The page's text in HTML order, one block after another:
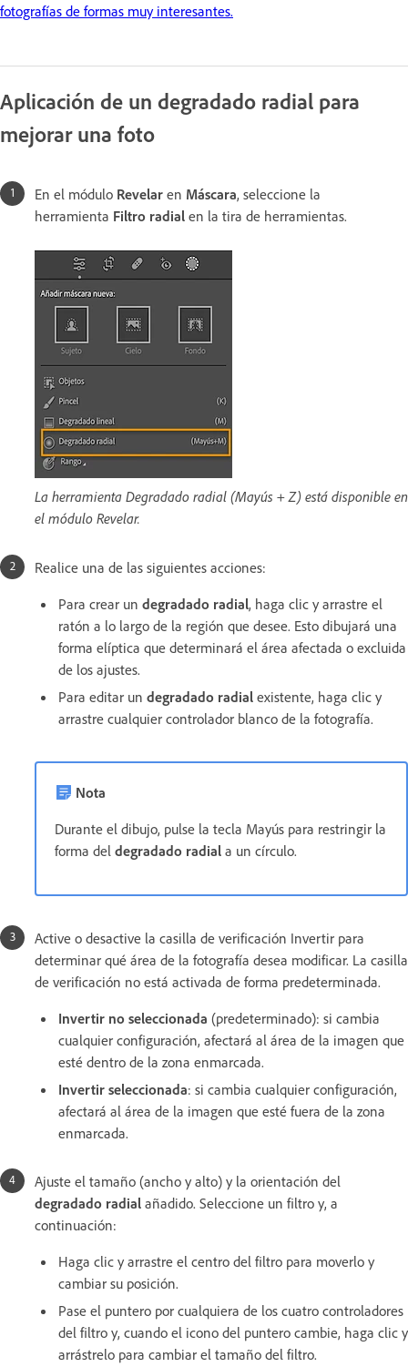
fotografías de formas muy interesantes.
Aplicación de un degradado radial para
mejorar una foto
En el módulo Revelar en Máscara, seleccione la
herramienta Filtro radial en la tira de herramientas.
La herramienta Degradado radial (Mayús + Z) está disponible en
el módulo Revelar.
Realice una de las siguientes acciones:
Para crear un degradado radial, haga clic y arrastre el
ratón a lo largo de la región que desee. Esto dibujará una
forma elíptica que determinará el área afectada o excluida
de los ajustes.
Para editar un degradado radial existente, haga clic y
arrastre cualquier controlador blanco de la fotografía.
Nota
Durante el dibujo, pulse la tecla Mayús para restringir la
forma del degradado radial a un círculo.
Active o desactive la casilla de verificación Invertir para
determinar qué área de la fotografía desea modificar. La casilla
de verificación no está activada de forma predeterminada.
Invertir no seleccionada (predeterminado): si cambia
cualquier configuración, afectará al área de la imagen que
esté dentro de la zona enmarcada.
Invertir seleccionada: si cambia cualquier configuración,
afectará al área de la imagen que esté fuera de la zona
enmarcada.
Ajuste el tamaño (ancho y alto) y la orientación del
degradado radial añadido. Seleccione un filtro y, a
continuación:
Haga clic y arrastre el centro del filtro para moverlo y
cambiar su posición.
Pase el puntero por cualquiera de los cuatro controladores
del filtro y, cuando el icono del puntero cambie, haga clic y
arrástrelo para cambiar el tamaño del filtro.